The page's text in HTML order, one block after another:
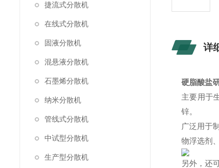
捷流式分散机
在线式分散机
固液分散机
混悬液分散机
石墨烯分散机
纳米分散机
管线式分散机
中试型分散机
生产型分散机
详
硬脂酸盐
主要用于
锌。
广泛用于
物浮选剂
另外，还